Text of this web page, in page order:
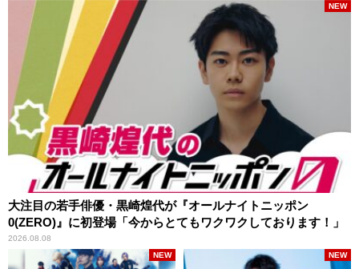
大注目の若手俳優・黒崎煌代が『オールナイトニッポン
0(ZERO)』に初登場「今からとてもワクワクしております！」
2026.08.08
NEW
NEW NEW